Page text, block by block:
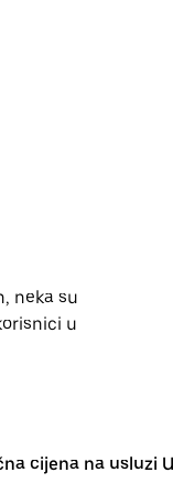
neka su
u
cijena na usluzi